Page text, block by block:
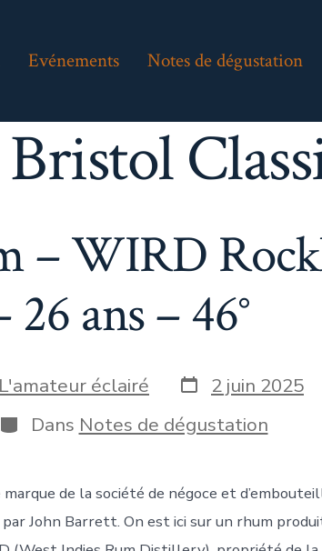
Evénements Notes de dégustation
Bristol
– WIRD
26 ans – 46°
L'amateur éclairé Date
de
publication
2 juin 2025
Catégories
Dans Notes de dégustation
de la société de négoce et
John Barrett. On est ici sur un rhum